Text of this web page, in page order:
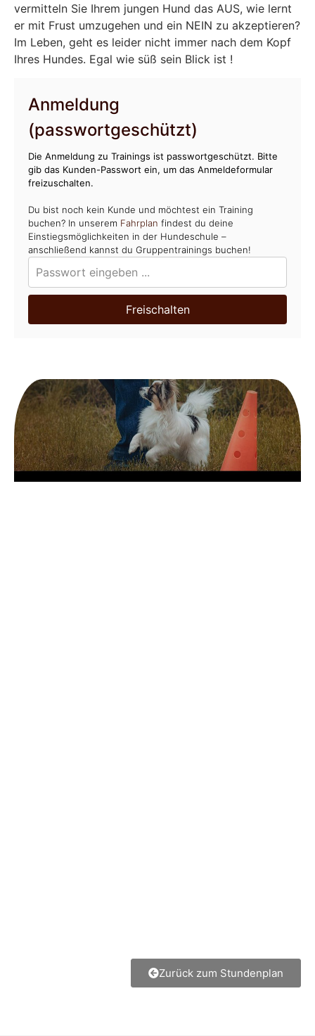
vermitteln Sie Ihrem jungen Hund das AUS, wie lernt
er mit Frust umzugehen und ein NEIN zu akzeptieren?
Im Leben, geht es leider nicht immer nach dem Kopf
Ihres Hundes. Egal wie süß sein Blick ist !
Anmeldung
(passwortgeschützt)
Die Anmeldung zu Trainings ist passwortgeschützt. Bitte
gib das Kunden-Passwort ein, um das Anmeldeformular
freizuschalten.
Du bist noch kein Kunde und möchtest ein Training
buchen? In unserem Fahrplan findest du deine
Einstiegsmöglichkeiten in der Hundeschule –
anschließend kannst du Gruppentrainings buchen!
Freischalten
Zurück zum Stundenplan